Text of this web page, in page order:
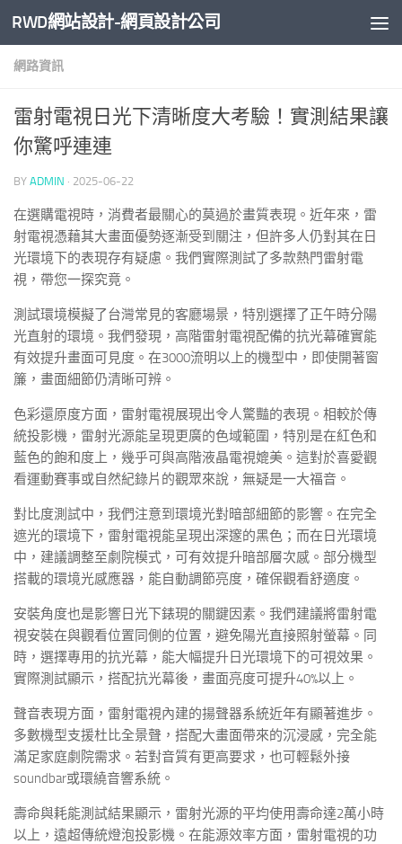
Skip to content
RWD網站設計-網頁設計公司
網路資訊
雷射電視日光下清晰度大考驗！實測結果讓
你驚呼連連
BY ADMIN · 2025-06-22
在選購電視時，消費者最關心的莫過於畫質表現。近年來，雷
射電視憑藉其大畫面優勢逐漸受到關注，但許多人仍對其在日
光環境下的表現存有疑慮。我們實際測試了多款熱門雷射電
視，帶您一探究竟。
測試環境模擬了台灣常見的客廳場景，特別選擇了正午時分陽
光直射的環境。我們發現，高階雷射電視配備的抗光幕確實能
有效提升畫面可見度。在3000流明以上的機型中，即使開著窗
簾，畫面細節仍清晰可辨。
色彩還原度方面，雷射電視展現出令人驚豔的表現。相較於傳
統投影機，雷射光源能呈現更廣的色域範圍，特別是在紅色和
藍色的飽和度上，幾乎可與高階液晶電視媲美。這對於喜愛觀
看運動賽事或自然紀錄片的觀眾來說，無疑是一大福音。
對比度測試中，我們注意到環境光對暗部細節的影響。在完全
遮光的環境下，雷射電視能呈現出深邃的黑色；而在日光環境
中，建議調整至劇院模式，可有效提升暗部層次感。部分機型
搭載的環境光感應器，能自動調節亮度，確保觀看舒適度。
安裝角度也是影響日光下錶現的關鍵因素。我們建議將雷射電
視安裝在與觀看位置同側的位置，避免陽光直接照射螢幕。同
時，選擇專用的抗光幕，能大幅提升日光環境下的可視效果。
實際測試顯示，搭配抗光幕後，畫面亮度可提升40%以上。
聲音表現方面，雷射電視內建的揚聲器系統近年有顯著進步。
多數機型支援杜比全景聲，搭配大畫面帶來的沉浸感，完全能
滿足家庭劇院需求。若對音質有更高要求，也可輕鬆外接
soundbar或環繞音響系統。
壽命與耗能測試結果顯示，雷射光源的平均使用壽命達2萬小時
以上，遠超傳統燈泡投影機。在能源效率方面，雷射電視的功